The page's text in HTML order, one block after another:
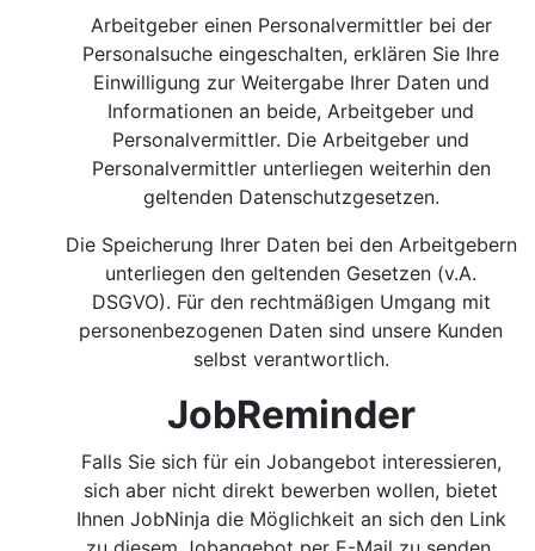
Arbeitgeber einen Personalvermittler bei der
Personalsuche eingeschalten, erklären Sie Ihre
Einwilligung zur Weitergabe Ihrer Daten und
Informationen an beide, Arbeitgeber und
Personalvermittler. Die Arbeitgeber und
Personalvermittler unterliegen weiterhin den
geltenden Datenschutzgesetzen.
Die Speicherung Ihrer Daten bei den Arbeitgebern
unterliegen den geltenden Gesetzen (v.A.
DSGVO). Für den rechtmäßigen Umgang mit
personenbezogenen Daten sind unsere Kunden
selbst verantwortlich.
JobReminder
Falls Sie sich für ein Jobangebot interessieren,
sich aber nicht direkt bewerben wollen, bietet
Ihnen JobNinja die Möglichkeit an sich den Link